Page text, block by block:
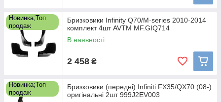
Новинка;Топ
продаж
Бризковики Infinity Q70/M-series 2010-2014
комплект 4шт AVTM MF.GIQ714
В наявності
2 458 ₴
Новинка;Топ
продаж
Бризковики (передні) Infiniti FX35/QX70 (08-)
оригінальні 2шт 999J2EV003